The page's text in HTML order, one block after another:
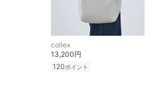
collex
13,200円
120ポイント